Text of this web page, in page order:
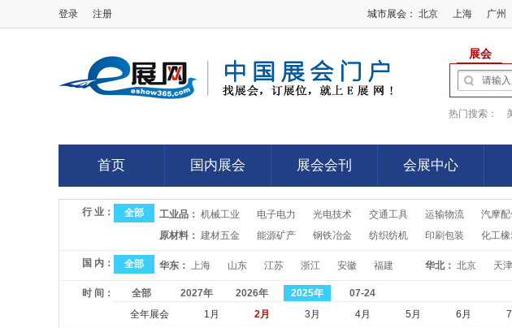
登录 注册 城市展会： 北京 上海 广州
展会
热门搜索：
首页
首页
国内展会
国内展会
展会会刊
展会会刊
会展中心
会展中心
行 业： 全部 工业品： 机械工业 电子电力 光电技术 交通工具 运输物流 汽摩
原材料： 建材五金 能源矿产 钢铁冶金 纺织纺机 印刷包装 化工橡
国 内： 全部 华东： 上海 山东 江苏 浙江 安徽 福建 华北： 北京 天津
时 间： 全部 2027年 2026年 2025年
07-24
全年展会
1月 2月 3月 4月 5月 6月